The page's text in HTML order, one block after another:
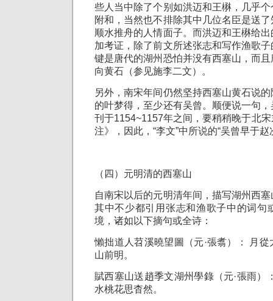
些人当中除了个别如洪迈和王楙，几乎
附和，当然也不排除其中几位名臣是送
顺水推舟的人情面子。而洪迈和王楙给
加考证，除了前文所述张志和写作渔歌
键是唐代的湖州恐怕并没有西塞山，而
向黄石（参见施李二文）。
另外，南宋年间仍然坚持西塞山黄石说
的叶梦得，至少还有吴曾。顺便说一句
刊于1154~1157年之间，要稍稍晚于北
注》，因此，“李文”中所说的“吴曾早于赵
（四）元明清的西塞山
自南宋以后的元明清年间，描写湖州西
其中不少都引用张志和渔歌子中的词句
境，诸如以下摘句或全诗：
懶拙道人苕溪曉望圖（元·張翥）： 月
山前明。
賦西塞山送趙季文湖州學錄（元·張雨）
水桃花思杳然。